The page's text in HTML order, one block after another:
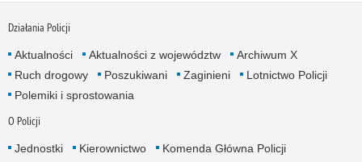
Działania Policji
Aktualności Aktualności z województw
Archiwum X
Ruch drogowy
Poszukiwani Zaginieni
Lotnictwo Policji
Polemiki i sprostowania
O Policji
Jednostki Kierownictwo Komenda Główna Policji